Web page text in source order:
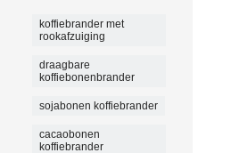
koffiebrander met
rookafzuiging
draagbare
koffiebonenbrander
sojabonen koffiebrander
cacaobonen
koffiebrander